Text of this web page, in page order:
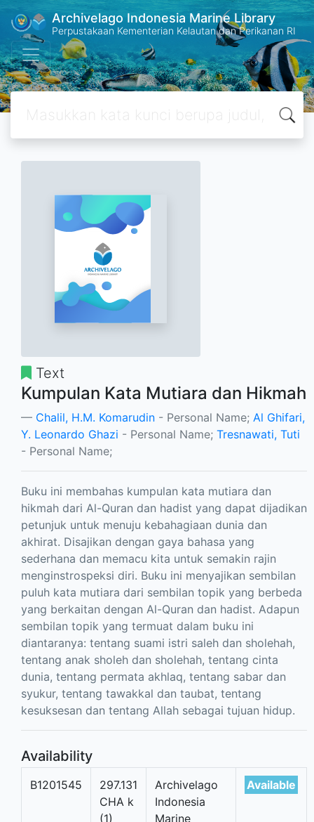
Archivelago Indonesia Marine Library
Perpustakaan Kementerian Kelautan dan Perikanan RI
Text
Kumpulan Kata Mutiara dan Hikmah
Chalil, H.M. Komarudin - Personal Name; Al Ghifari,
Y. Leonardo Ghazi - Personal Name; Tresnawati, Tuti
- Personal Name;
Buku ini membahas kumpulan kata mutiara dan
hikmah dari Al-Quran dan hadist yang dapat dijadikan
petunjuk untuk menuju kebahagiaan dunia dan
akhirat. Disajikan dengan gaya bahasa yang
sederhana dan memacu kita untuk semakin rajin
menginstrospeksi diri. Buku ini menyajikan sembilan
puluh kata mutiara dari sembilan topik yang berbeda
yang berkaitan dengan Al-Quran dan hadist. Adapun
sembilan topik yang termuat dalam buku ini
diantaranya: tentang suami istri saleh dan sholehah,
tentang anak sholeh dan sholehah, tentang cinta
dunia, tentang permata akhlaq, tentang sabar dan
syukur, tentang tawakkal dan taubat, tentang
kesuksesan dan tentang Allah sebagai tujuan hidup.
Availability
B1201545
297.131
CHA k
(1)
Archivelago
Indonesia
Marine
Available